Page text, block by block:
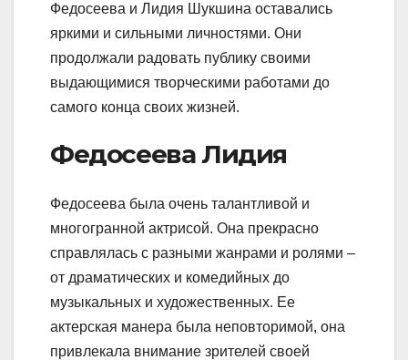
Федосеева и Лидия Шукшина оставались
яркими и сильными личностями. Они
продолжали радовать публику своими
выдающимися творческими работами до
самого конца своих жизней.
Федосеева Лидия
Федосеева была очень талантливой и
многогранной актрисой. Она прекрасно
справлялась с разными жанрами и ролями –
от драматических и комедийных до
музыкальных и художественных. Ее
актерская манера была неповторимой, она
привлекала внимание зрителей своей